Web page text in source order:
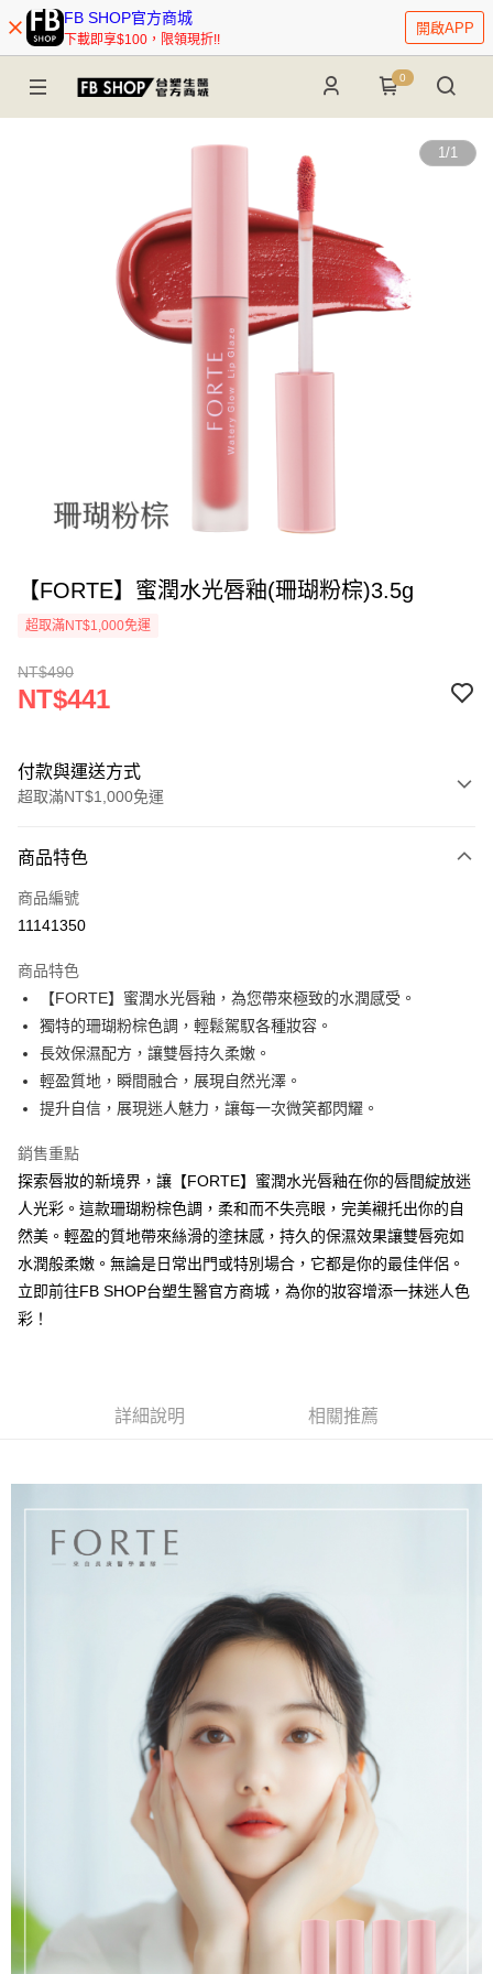
FB SHOP官方商城
下載即享$100，限領現折!!
開啟APP
0
1/1
【FORTE】蜜潤水光唇釉(珊瑚粉棕)3.5g
超取滿NT$1,000免運
NT$490
NT$441
付款與運送方式
超取滿NT$1,000免運
信用卡一次付款
信用卡分期付款
合作金庫商業銀行
華南商業銀行
彰化商業銀行
上海商業儲蓄銀行
台北富邦商業銀行
國泰世華商業銀行
臺灣中小企業銀行
台中商業銀行
匯豐（台灣）商業銀行
華泰商業銀行
聯邦商業銀行
遠東國際商業銀行
元大商業銀行
台新國際商業銀行
中國信託商業銀行
台灣樂天信用卡公司
超商取貨付款
LINE Pay
Apple Pay
街口支付
悠遊付
Google Pay
大哥付你分期
相關說明
【大哥付你分期使用說明】
2.付款方式選擇「大哥付你分期」，訂單成立後會自動跳轉到大哥付的交易
4.訂單成立30分鐘內，如未前往確認交易或遇審核未通過，訂單將自動取
消。如遇「轉專審核」未通過狀況，表示未達大哥付你分期系統評分，恕無
1.分期款項不併入電信帳單，「大哥付你分期」於每月結算日後寄送繳費提
帳／街口支付／iPASS MONEY」等通路繳費。
1.本服務係由「台灣大哥大股份有限公司」（以下簡稱本公司）所提供，讓
用戶於交易時，得透過本服務購買商品或服務，並由商店將買賣／分期付款
買賣價金債權讓與本公司後，依約使用本公司帳單繳交帳款。
2.基於同意付款使用「大哥付你分期」之契約關係目的，商店將以您的個人
資料（包含姓名、電話或地址）提供予台灣大哥大進項蒐集、處理及利用，
由本公司與您本人進行分期帳單所需資料之確認、核對及更正。
3.完整用戶服務條款，請詳閱以下連結：
https://oppay.tw/userRule
AFTEE先享後付
相關說明
１．簡單：不需註冊會員、不需綁卡、不需儲值。
１．於結帳方式選擇「AFTEE先享後付」後，將跳轉至「AFTEE先享後付」
結帳頁面，進行簡訊認證並確認金額後，即可完成結帳。
２．訂單成立數日內，您將收到繳費通知簡訊。
３．收到繳費通知簡訊後14天內，點擊此簡訊中的連結，可透過四大超商／
ATM／網路銀行／等多元方式進行付款，方視為交易完成。
※ 請注意：結帳手續完成當下不需立刻繳費，但若您需要取消訂單，請聯絡
購買商品的店家。未經商家同意取消之訂單仍視為有效，需透過AFTEE先享
※ 交易是否成功請以「AFTEE先享後付 」之結帳頁面顯示為準，若有關於
是否繳費成功／繳費後需取消欲退款等相關疑問，請聯繫「AFTEE先享後付
https://netprotections.freshdesk.com/support/home
１．透過由恩沛科技股份有限公司提供之「AFTEE先享後付」服務完成之交
易，需依本服務之必要範圍內提供個人資料，並將交易相關給付款項請求債
權轉讓予恩沛科技股份有限公司。
２．關於個人資料處理事宜，請瀏覽以下網址：
https://aftee.tw/terms/#terms3
３．未成年的使用者請事先徵得法定代理人或監護人之同意方可使用
「AFTEE先享後付」，若未經同意申辦者引起之損失，本公司不負相關責
任。
４．使用「AFTEE先享後付」時，將依據個別帳號之用戶狀況，依本公司即
時審查核予不同之上限額度；若仍有額度不足之情形，本公司將視審查結果
請求用戶進行身份認證。
「Hami Point」為中華電信所提供之點數服務，可於會員專區綁定中華電信
運送方式
全家取貨付款
每筆NT$90，滿NT$1,000(含以上)免運費
每筆NT$90，滿NT$1,000(含以上)免運費
每筆NT$90，滿NT$1,000(含以上)免運費
每筆NT$90，滿NT$1,000(含以上)免運費
每筆NT$90，滿NT$1,000(含以上)免運費
付款後7-11取貨
每筆NT$90，滿NT$1,000(含以上)免運費
商品特色
商品編號
11141350
商品特色
【FORTE】蜜潤水光唇釉，為您帶來極致的水潤感受。
獨特的珊瑚粉棕色調，輕鬆駕馭各種妝容。
長效保濕配方，讓雙唇持久柔嫩。
輕盈質地，瞬間融合，展現自然光澤。
提升自信，展現迷人魅力，讓每一次微笑都閃耀。
銷售重點
探索唇妝的新境界，讓【FORTE】蜜潤水光唇釉在你的唇間綻放迷
人光彩。這款珊瑚粉棕色調，柔和而不失亮眼，完美襯托出你的自
然美。輕盈的質地帶來絲滑的塗抹感，持久的保濕效果讓雙唇宛如
水潤般柔嫩。無論是日常出門或特別場合，它都是你的最佳伴侶。
立即前往FB SHOP台塑生醫官方商城，為你的妝容增添一抹迷人色
彩！
詳細說明 相關推薦